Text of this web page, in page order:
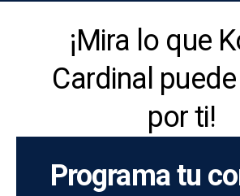
¡Mira lo que
Cardinal
por ti!
Programa tu